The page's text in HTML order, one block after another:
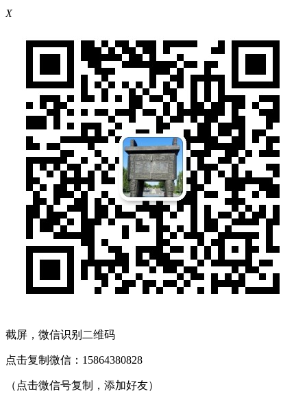
X
截屏，微信识别二维码
点击复制微信：15864380828
（点击微信号复制，添加好友）